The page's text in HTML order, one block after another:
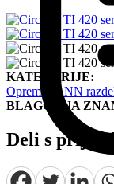
KATEGORIJE:
Oprema za NN
BLAGOVNA
Deli s